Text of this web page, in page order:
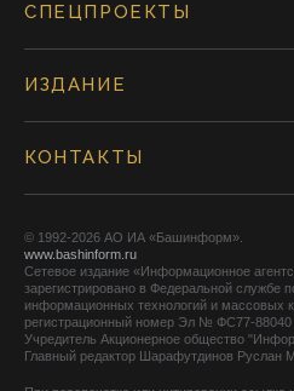
СПЕЦПРОЕКТЫ
ИЗДАНИЕ
КОНТАКТЫ
© 1992-2026 АО ИА «Башинформ».
www.bashinform.ru
Сетевое издание «Информационное
зарегистрировано в Федеральной службе
информационных технологий и массовых
регистрационный номер Эл № ФС77-88040
Учредитель Акционерное общество
Главный редактор Шарафутдинов Руслан